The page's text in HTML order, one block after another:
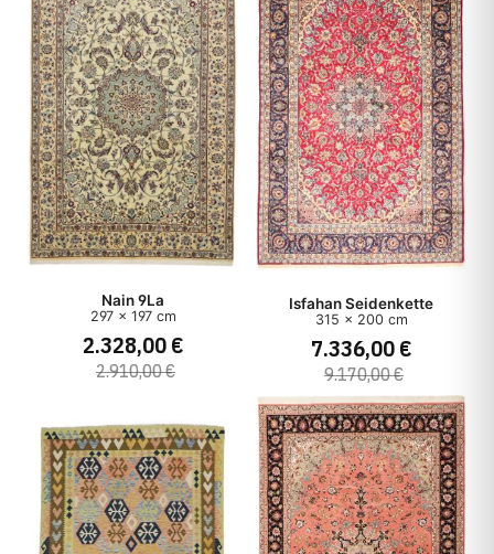
Nain 9La
297 x 197 cm
2.328,00 €
2.910,00 €
Isfahan Seidenkette
315 x 200 cm
7.336,00 €
9.170,00 €